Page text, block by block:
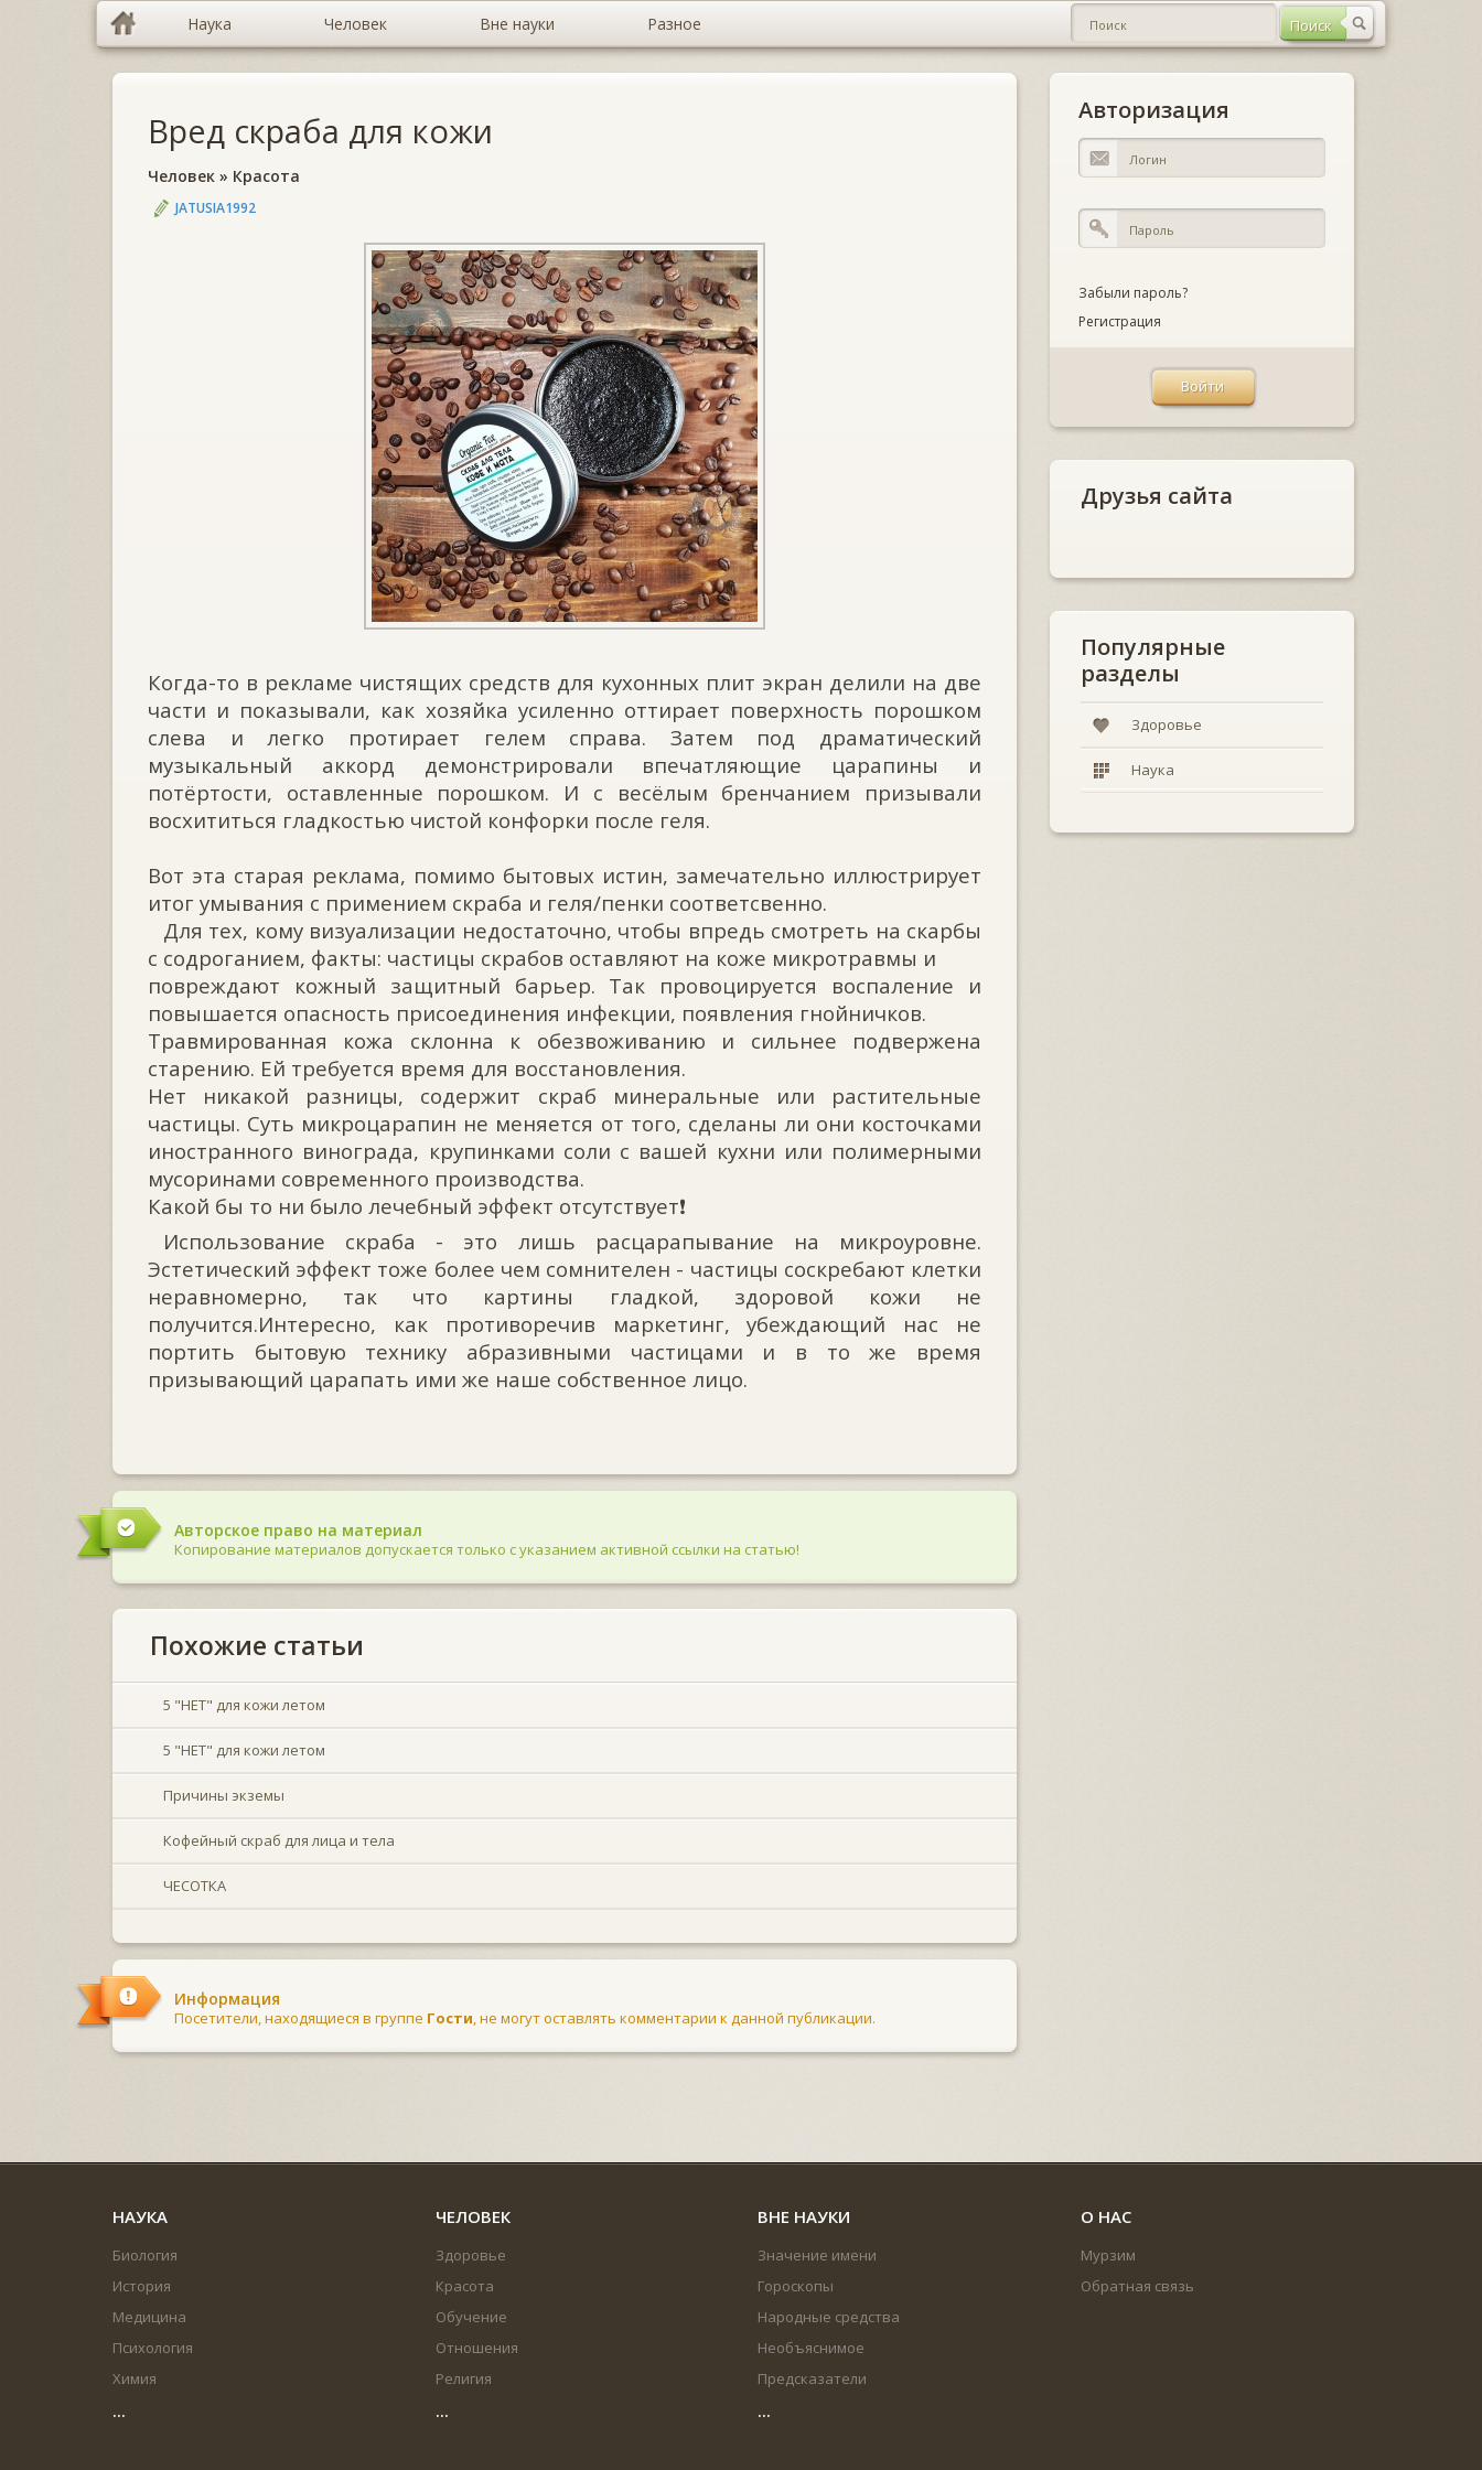
Наука Человек Вне науки Разное
Вред скраба для кожи
Человек » Красота
JATUSIA1992
Когда-то в рекламе чистящих средств для кухонных плит экран делили на две
части и показывали, как хозяйка усиленно оттирает поверхность порошком
слева и легко протирает гелем справа. Затем под драматический
музыкальный аккорд демонстрировали впечатляющие царапины и
потёртости, оставленные порошком. И с весёлым бренчанием призывали
восхититься гладкостью чистой конфорки после геля.
Вот эта старая реклама, помимо бытовых истин, замечательно иллюстрирует
итог умывания с примением скраба и геля/пенки соответсвенно.
⠀Для тех, кому визуализации недостаточно, чтобы впредь смотреть на скарбы
с содроганием, факты: частицы скрабов оставляют на коже микротравмы и
повреждают кожный защитный барьер. Так провоцируется воспаление и
повышается опасность присоединения инфекции, появления гнойничков.
Травмированная кожа склонна к обезвоживанию и сильнее подвержена
старению. Ей требуется время для восстановления.
Нет никакой разницы, содержит скраб минеральные или растительные
частицы. Суть микроцарапин не меняется от того, сделаны ли они косточками
иностранного винограда, крупинками соли с вашей кухни или полимерными
мусоринами современного производства.
Какой бы то ни было лечебный эффект отсутствует❗️
⠀Использование скраба - это лишь расцарапывание на микроуровне.
Эстетический эффект тоже более чем сомнителен - частицы соскребают клетки
неравномерно, так что картины гладкой, здоровой кожи не
получится.Интересно, как противоречив маркетинг, убеждающий нас не
портить бытовую технику абразивными частицами и в то же время
призывающий царапать ими же наше собственное лицо.
Авторское право на материал
Копирование материалов допускается только с указанием активной ссылки на статью!
Похожие статьи
5 "НЕТ" для кожи летом
5 "НЕТ" для кожи летом
Причины экземы
Кофейный скраб для лица и тела
ЧЕСОТКА
Информация
Посетители, находящиеся в группе Гости, не могут оставлять комментарии к данной публикации.
Авторизация
Забыли пароль?
Регистрация
Друзья сайта
Популярные
разделы
Здоровье
Наука
НАУКА
Биология
История
Медицина
Психология
Химия
...
ЧЕЛОВЕК
Здоровье
Красота
Обучение
Отношения
Религия
...
ВНЕ НАУКИ
Значение имени
Гороскопы
Народные средства
Необъяснимое
Предсказатели
...
О НАС
Мурзим
Обратная связь